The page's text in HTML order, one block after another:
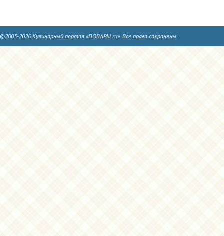
©2003-2026 Кулинарный портал «ПОВАРЫ.ru». Все права сохранены.